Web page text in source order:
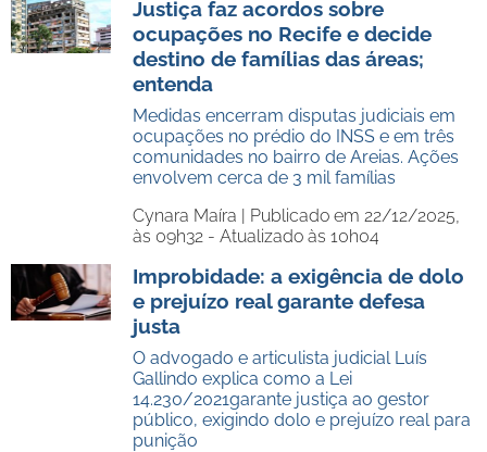
Justiça faz acordos sobre
ocupações no Recife e decide
destino de famílias das áreas;
entenda
Medidas encerram disputas judiciais em
ocupações no prédio do INSS e em três
comunidades no bairro de Areias. Ações
envolvem cerca de 3 mil famílias
Cynara Maíra | Publicado em 22/12/2025,
às 09h32 - Atualizado às 10h04
Improbidade: a exigência de dolo
e prejuízo real garante defesa
justa
O advogado e articulista judicial Luís
Gallindo explica como a Lei
14.230/2021garante justiça ao gestor
público, exigindo dolo e prejuízo real para
punição